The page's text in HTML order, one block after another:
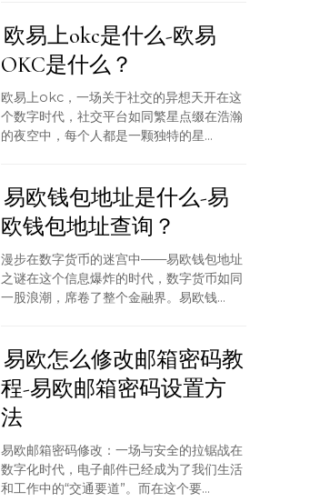
欧易上okc是什么-欧易
OKC是什么？
欧易上okc，一场关于社交的异想天开在这
个数字时代，社交平台如同繁星点缀在浩瀚
的夜空中，每个人都是一颗独特的星...
易欧钱包地址是什么-易
欧钱包地址查询？
漫步在数字货币的迷宫中——易欧钱包地址
之谜在这个信息爆炸的时代，数字货币如同
一股浪潮，席卷了整个金融界。易欧钱...
易欧怎么修改邮箱密码教
程-易欧邮箱密码设置方
法
易欧邮箱密码修改：一场与安全的拉锯战在
数字化时代，电子邮件已经成为了我们生活
和工作中的“交通要道”。而在这个要...